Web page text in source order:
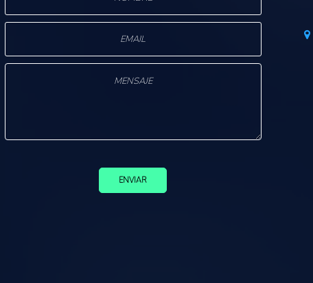
ENVIAR